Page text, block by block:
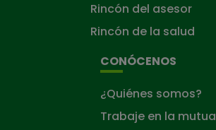
Rincón del asesor
Rincón de la salud
CONÓCENOS
¿Quiénes somos?
Trabaje en la mutua